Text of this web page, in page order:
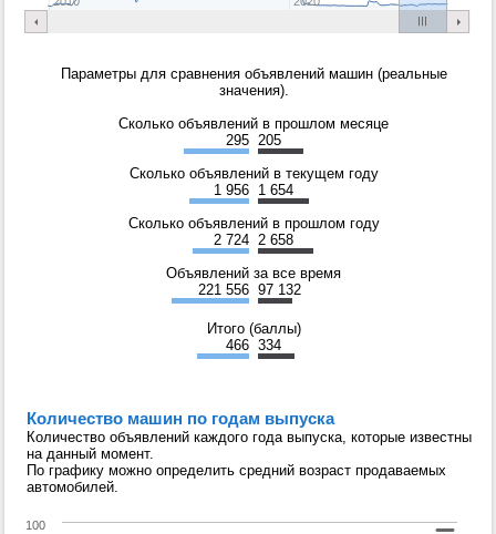
Параметры для сравнения объявлений машин (реальные
значения).
Сколько объявлений в прошлом месяце
295 205
Сколько объявлений в текущем году
1 956 1 654
Сколько объявлений в прошлом году
2 724 2 658
Объявлений за все время
221 556 97 132
Итого (баллы)
466 334
Количество машин по годам выпуска
Количество объявлений каждого года выпуска, которые известны
на данный момент.
По графику можно определить средний возраст продаваемых
автомобилей.
100